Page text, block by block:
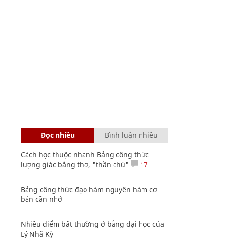
Đọc nhiều Bình luận nhiều
Cách học thuộc nhanh Bảng công thức
lượng giác bằng thơ, "thần chú"
17
Bảng công thức đạo hàm nguyên hàm cơ
bản cần nhớ
Nhiều điểm bất thường ở bằng đại học của
Lý Nhã Kỳ